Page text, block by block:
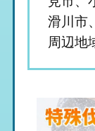
滑川市
周辺地